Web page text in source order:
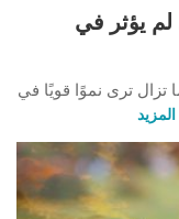
لم يؤثر في
تزال ترى نموًا قويًا في
المزيد